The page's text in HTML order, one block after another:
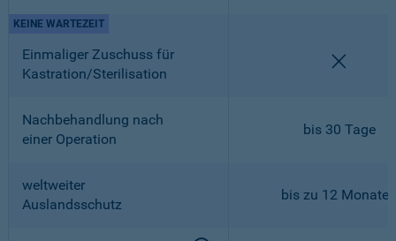
Einmaliger Zuschuss für
Kastration/Sterilisation
KEINE WARTEZEIT
Nachbehandlung nach
einer Operation
bis 30 Tage
weltweiter
Auslandsschutz
bis zu 12 Monaten